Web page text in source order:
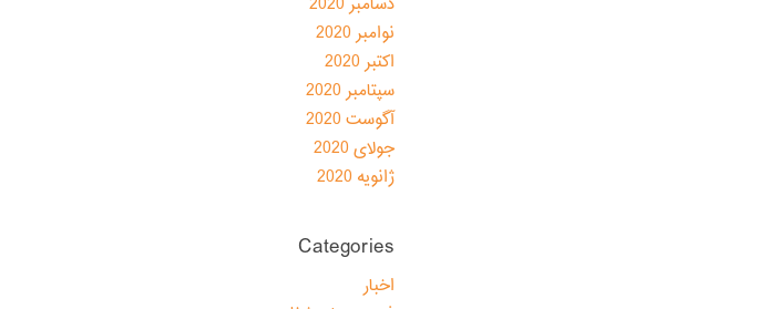
نوامبر 2020
اکتبر 2020
سپتامبر 2020
آگوست 2020
جولای 2020
ژانویه 2020
Categories
اخبار